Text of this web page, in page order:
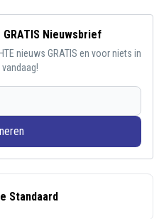
Nieuwsbrief
nieuws GRATIS en voor niets in
Standaard